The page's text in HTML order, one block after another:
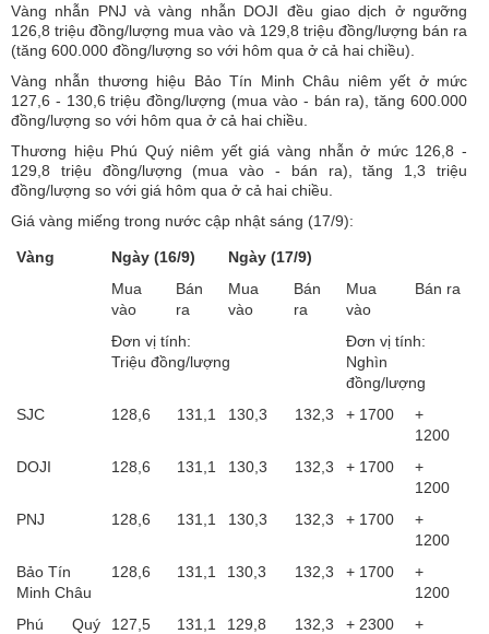
Vàng nhẫn PNJ và vàng nhẫn DOJI đều giao dịch ở ngưỡng
126,8 triệu đồng/lượng mua vào và 129,8 triệu đồng/lượng bán ra
(tăng 600.000 đồng/lượng so với hôm qua ở cả hai chiều).
Vàng nhẫn thương hiệu Bảo Tín Minh Châu niêm yết ở mức
127,6 - 130,6 triệu đồng/lượng (mua vào - bán ra), tăng 600.000
đồng/lượng so với hôm qua ở cả hai chiều.
Thương hiệu Phú Quý niêm yết giá vàng nhẫn ở mức 126,8 -
129,8 triệu đồng/lượng (mua vào - bán ra), tăng 1,3 triệu
đồng/lượng so với giá hôm qua ở cả hai chiều.
Giá vàng miếng trong nước cập nhật sáng (17/9):
Vàng Ngày (16/9)
Ngày (17/9)
Mua
vào
Bán
ra
Mua
vào
Bán
ra
Mua
vào
Bán ra
Đơn vị tính:
Triệu đồng/lượng
Đơn vị tính:
Nghìn
đồng/lượng
SJC
128,6 131,1 130,3 132,3 + 1700
+
1200
DOJI
128,6 131,1 130,3 132,3 + 1700
+
1200
PNJ
128,6 131,1 130,3 132,3 + 1700
+
1200
Bảo Tín
Minh Châu
128,6 131,1 130,3 132,3 + 1700
+
1200
Phú Quý
127,5 131,1 129,8 132,3 + 2300
+